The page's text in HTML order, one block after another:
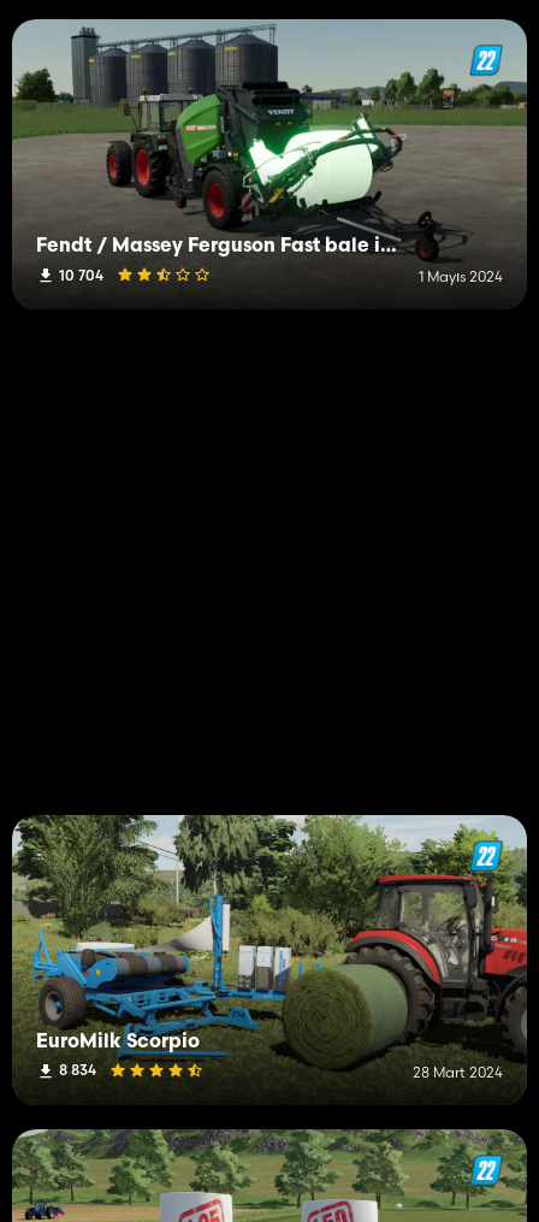
Fendt / Massey Ferguson Fast bale illuminated round bale press
10 704 1 Mayıs 2024
EuroMilk Scorpio
8 834 28 Mart 2024